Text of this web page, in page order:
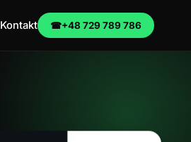
Kontakt ☎+48 729 789 786